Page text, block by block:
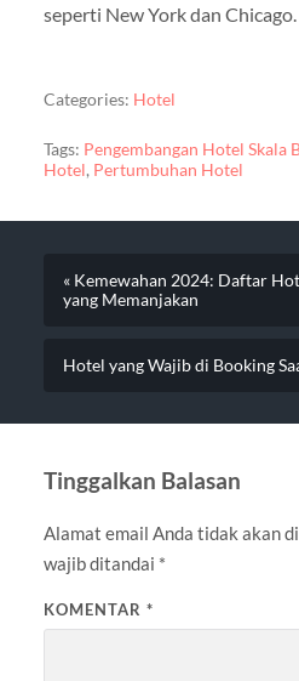
seperti New York dan Chicago.
Categories: Hotel
Tags: Pengembangan Hotel Skala
Hotel, Pertumbuhan Hotel
« Kemewahan 2024: Daftar
yang Memanjakan
Hotel yang Wajib di Booking
Tinggalkan Balasan
Alamat email Anda tidak akan
wajib ditandai *
KOMENTAR *